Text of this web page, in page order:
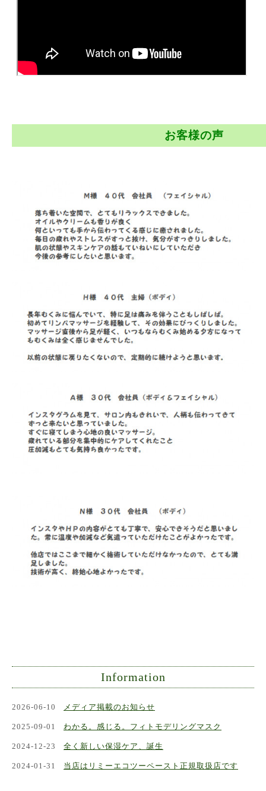
お客様の声
Information
2026-06-10 メディア掲載のお知らせ
2025-09-01 わかる。感じる。フィトモデリングマスク
2024-12-23 全く新しい保湿ケア、誕生
2024-01-31 当店はリミーエコツーペースト正規取扱店です